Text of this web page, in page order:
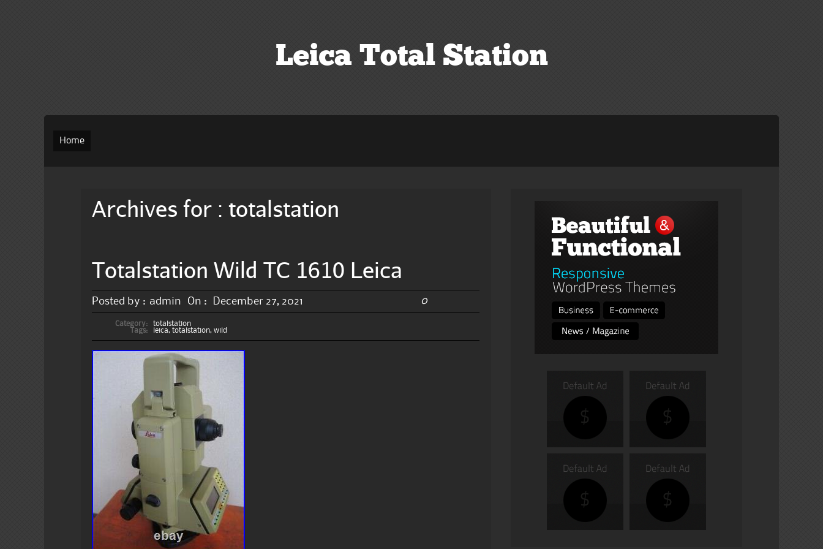
Leica Total Station
Home
Archives for : totalstation
Totalstation Wild TC 1610 Leica
Posted by : admin On : December 27, 2021 0
Category:
totalstation
Tags:
leica,totalstation,wild